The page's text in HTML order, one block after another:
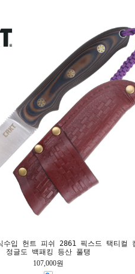
수입 헌트 피쉬 2861 픽스드 택티컬
정글도 백패킹 등산 풀탱
107,000원